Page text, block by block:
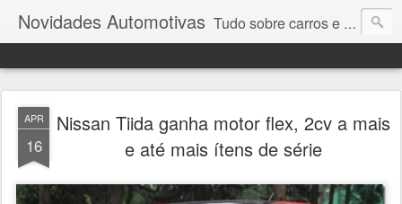
Novidades Automotivas Tudo sobre carros e motores
APR
16
Nissan Tiida ganha motor flex, 2cv a mais
e até mais ítens de série